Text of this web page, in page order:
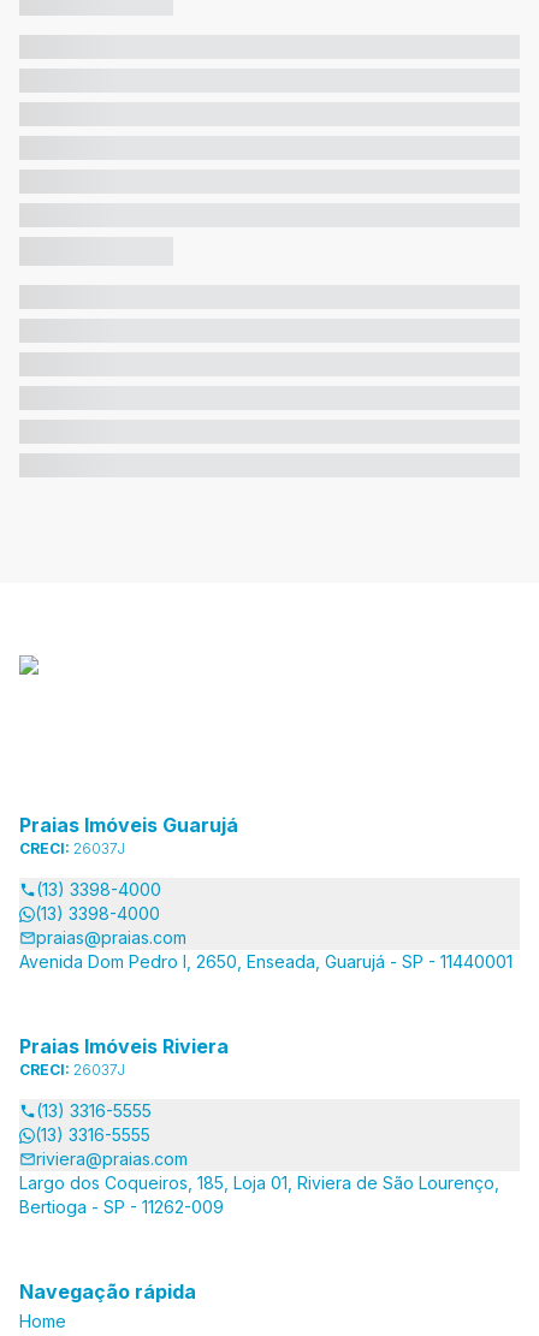
Praias Imóveis Guarujá
CRECI: 26037J
(13) 3398-4000
(13) 3398-4000
praias@praias.com
Avenida Dom Pedro I, 2650, Enseada, Guarujá - SP - 11440001
Praias Imóveis Riviera
CRECI: 26037J
(13) 3316-5555
(13) 3316-5555
riviera@praias.com
Largo dos Coqueiros, 185, Loja 01, Riviera de São Lourenço,
Bertioga - SP - 11262-009
Navegação rápida
Home